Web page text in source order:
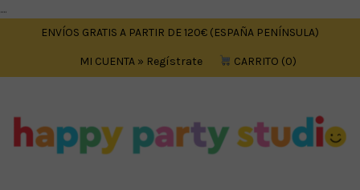
....
ENVÍOS GRATIS A PARTIR DE 120€ (ESPAÑA PENÍNSULA)
MI CUENTA » Regístrate CARRITO 0